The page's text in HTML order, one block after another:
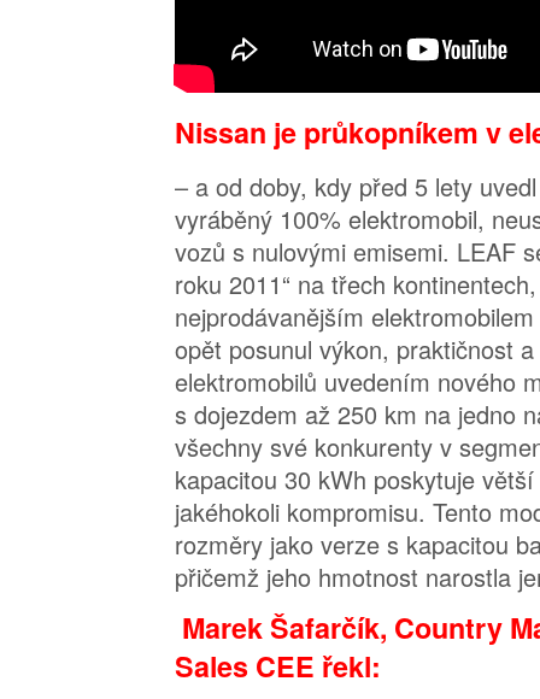
Nissan je průkopníkem v
– a od doby, kdy před 5 lety
vyráběný 100% elektromobil,
vozů s nulovými emisemi. LEAF
roku 2011“ na třech
nejprodávanějším
opět posunul výkon, praktičnost
elektromobilů uvedením nového
s dojezdem až 250 km na jedno
všechny své konkurenty v
kapacitou 30 kWh poskytuje
jakéhokoli kompromisu. Tento
rozměry jako verze s kapacitou
přičemž jeho hmotnost narostla
Marek Šafarčík, Country
Sales CEE řekl: